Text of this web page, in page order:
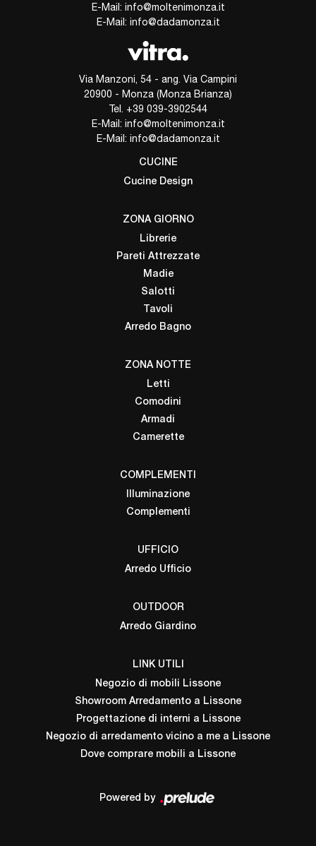
E-Mail: info@moltenimonza.it
E-Mail: info@dadamonza.it
Via Manzoni, 54 - ang. Via Campini
20900 - Monza (Monza Brianza)
Tel. +39 039-3902544
E-Mail: info@moltenimonza.it
E-Mail: info@dadamonza.it
CUCINE
Cucine Design
ZONA GIORNO
Librerie
Pareti Attrezzate
Madie
Salotti
Tavoli
Arredo Bagno
ZONA NOTTE
Letti
Comodini
Armadi
Camerette
COMPLEMENTI
Illuminazione
Complementi
UFFICIO
Arredo Ufficio
OUTDOOR
Arredo Giardino
LINK UTILI
Negozio di mobili Lissone
Showroom Arredamento a Lissone
Progettazione di interni a Lissone
Negozio di arredamento vicino a me a Lissone
Dove comprare mobili a Lissone
Powered by